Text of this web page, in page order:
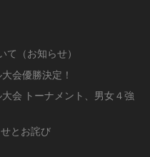
（お知らせ）
会優勝決定！
会 トーナメント、男女４強
とお詫び